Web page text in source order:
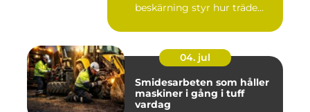
beskärning styr hur träde...
04. jul
Smidesarbeten som håller
maskiner i gång i tuff
vardag